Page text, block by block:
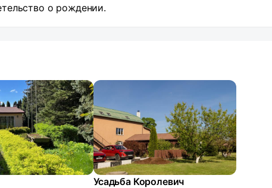
о рождении.
Усадьба Королевич